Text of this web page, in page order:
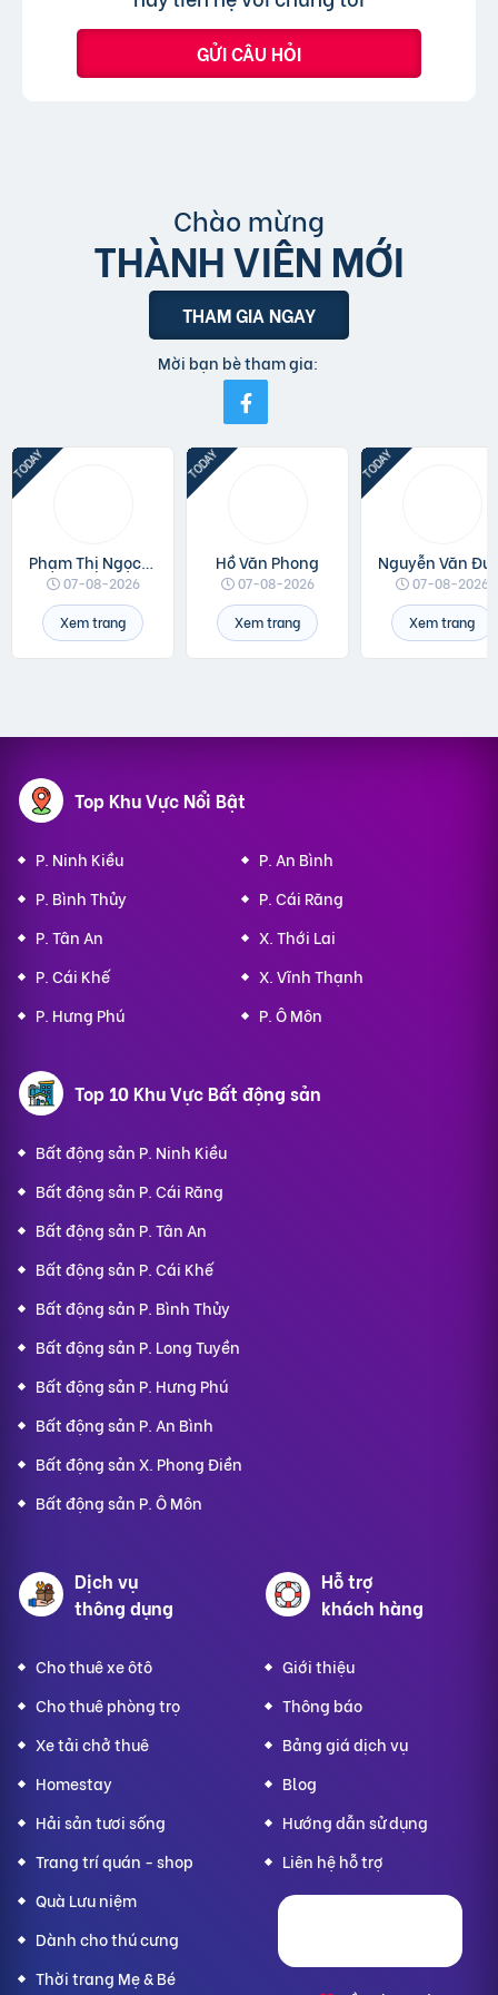
GỬI CÂU HỎI
Chào mừng
THÀNH VIÊN MỚI
THAM GIA NGAY
Mời bạn bè tham gia:
Phạm Thị Ngọc Linh
07-08-2026
Xem trang
Hồ Văn Phong
07-08-2026
Xem trang
07-08-2026
Xem trang
Top Khu Vực Nổi Bật
P. Ninh Kiều
P. An Bình
P. Bình Thủy
P. Cái Răng
P. Tân An
X. Thới Lai
P. Cái Khế
X. Vĩnh Thạnh
P. Hưng Phú
P. Ô Môn
Top 10 Khu Vực Bất động sản
Bất động sản P. Ninh Kiều
Bất động sản P. Cái Răng
Bất động sản P. Tân An
Bất động sản P. Cái Khế
Bất động sản P. Bình Thủy
Bất động sản P. Long Tuyền
Bất động sản P. Hưng Phú
Bất động sản P. An Bình
Bất động sản X. Phong Điền
Bất động sản P. Ô Môn
Dịch vụ
thông dụng
Cho thuê xe ôtô
Cho thuê phòng trọ
Xe tải chở thuê
Homestay
Hải sản tươi sống
Trang trí quán - shop
Quà Lưu niệm
Dành cho thú cưng
Thời trang Mẹ & Bé
Hỗ trợ
khách hàng
Giới thiệu
Thông báo
Bảng giá dịch vụ
Blog
Hướng dẫn sử dụng
Liên hệ hỗ trợ